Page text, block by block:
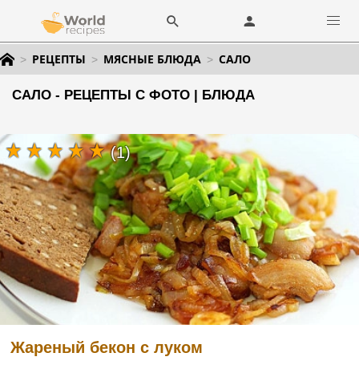
РЕЦЕПТЫ МЯСНЫЕ БЛЮДА САЛО
САЛО - РЕЦЕПТЫ С ФОТО | БЛЮДА
Жареный бекон с луком
(1)